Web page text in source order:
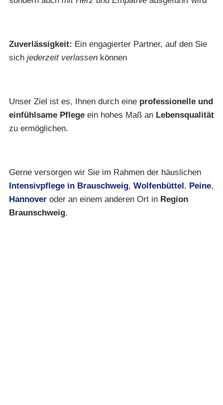
Zuverlässigkeit: Ein engagierter Partner, auf den Sie
sich jederzeit verlassen können
Unser Ziel ist es, Ihnen durch eine professionelle und
einfühlsame Pflege ein hohes Maß an Lebensqualität
zu ermöglichen.
Gerne versorgen wir Sie im Rahmen der häuslichen
Intensivpflege in Brauschweig, Wolfenbüttel, Peine,
Hannover oder an einem anderen Ort in Region
Braunschweig.